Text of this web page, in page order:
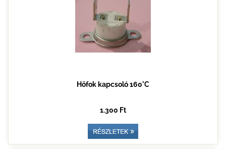
Hőfok kapcsoló 160°C
1.300 Ft